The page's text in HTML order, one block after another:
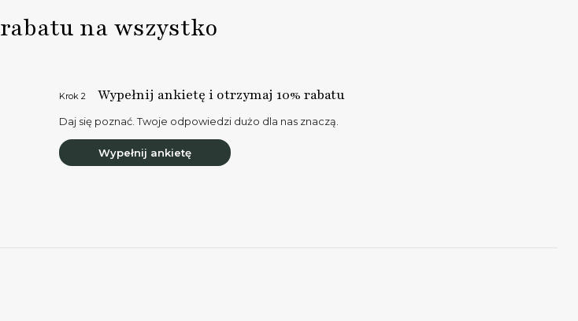
rabatu na wszystko
Krok 2 Wypełnij ankietę i otrzymaj 10% rabatu
Daj się poznać. Twoje odpowiedzi dużo dla nas znaczą.
Wypełnij ankietę